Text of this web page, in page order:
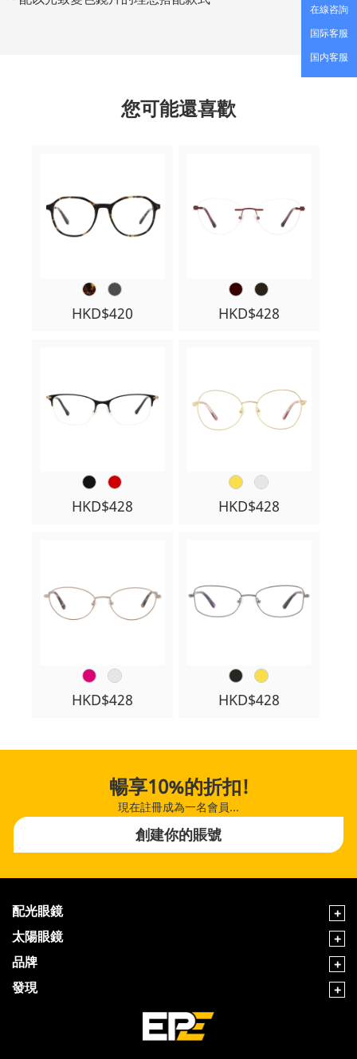
在線咨詢
国际客服
国内客服
您可能還喜歡
HKD$420 HKD$428
HKD$428 HKD$428
HKD$428 HKD$428
暢享10%的折扣!
現在註冊成為一名會員...
創建你的賬號
配光眼鏡
太陽眼鏡
品牌
發現